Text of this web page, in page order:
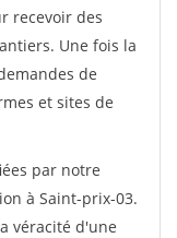
recevoir des
Une fois la
de
et sites de
par notre
à Saint-prix-03.
véracité d'une